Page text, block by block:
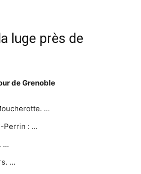
luge près de
deGrenoble
…
Perrin : …
…
…